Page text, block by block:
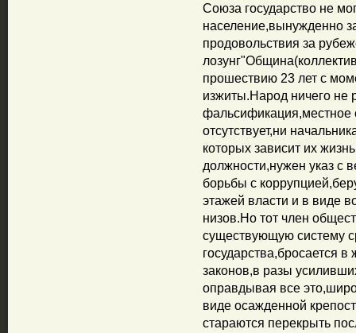
Союза государство не
население,вынужденно
продовольствия за
прошествию 23 лет с
изжиты.Народ ничего не
фальсификация,местное
отсутствует,ни
которых зависит их
должности,нужен указ с
борьбы с
этажей власти и в виде
низов.Но тот член
существующую систему
государства,бросается
законов,в разы
оправдывая все
виде осажденной
стараются перекрыть